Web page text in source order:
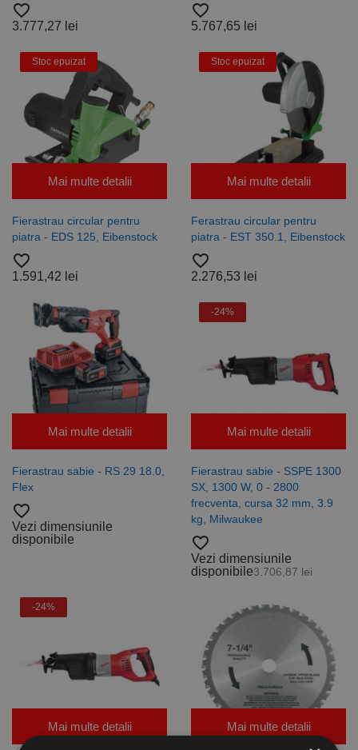
favorite_border
3.777,27 lei
favorite_border
5.767,65 lei
Stoc epuizat
Mai multe detalii
Fierastrau circular pentru
piatra - EDS 125, Eibenstock
favorite_border
1.591,42 lei
Stoc epuizat
Mai multe detalii
Ferastrau circular pentru
piatra - EST 350.1, Eibenstock
favorite_border
2.276,53 lei
Mai multe detalii
Fierastrau sabie - RS 29 18.0,
Flex
favorite_border
Vezi dimensiunile
disponibile
-24%
Mai multe detalii
Fierastrau sabie - SSPE 1300
SX, 1300 W, 0 - 2800
frecventa, cursa 32 mm, 3.9
kg, Milwaukee
favorite_border
Vezi dimensiunile
disponibile3.706,87 lei
-24%
Mai multe detalii Mai multe detalii